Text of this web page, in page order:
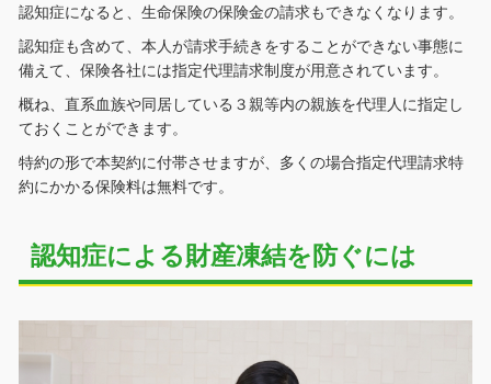
認知症になると、生命保険の保険金の請求もできなくなります。
認知症も含めて、本人が請求手続きをすることができない事態に
備えて、保険各社には指定代理請求制度が用意されています。
概ね、直系血族や同居している３親等内の親族を代理人に指定し
ておくことができます。
特約の形で本契約に付帯させますが、多くの場合指定代理請求特
約にかかる保険料は無料です。
認知症による財産凍結を防ぐには